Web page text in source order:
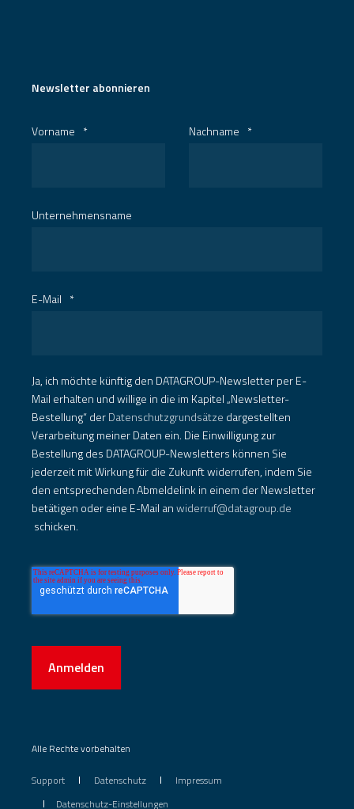
Newsletter abonnieren
Vorname * Nachname *
Unternehmensname
E-Mail *
Ja, ich möchte künftig den DATAGROUP-Newsletter per E-
Mail erhalten und willige in die im Kapitel „Newsletter-
Bestellung“ derDatenschutzgrundsätze dargestellten
Verarbeitung meiner Daten ein. Die Einwilligung zur
Bestellung des DATAGROUP-Newsletters können Sie
jederzeit mit Wirkung für die Zukunft widerrufen, indem Sie
den entsprechenden Abmeldelink in einem der Newsletter
betätigen oder eine E-Mail anwiderruf@datagroup.de
schicken.
Anmelden
Alle Rechte vorbehalten
Support Datenschutz
Impressum
Datenschutz-Einstellungen